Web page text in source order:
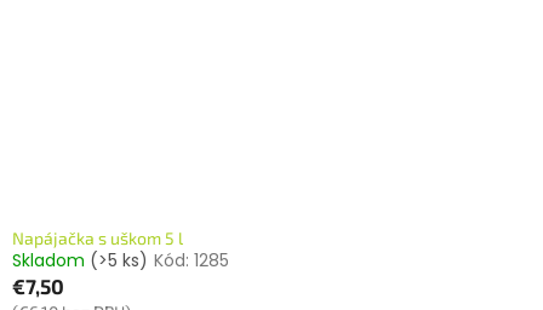
Napájačka s uškom 5 l
Skladom (>5 ks) Kód: 1285
€7,50